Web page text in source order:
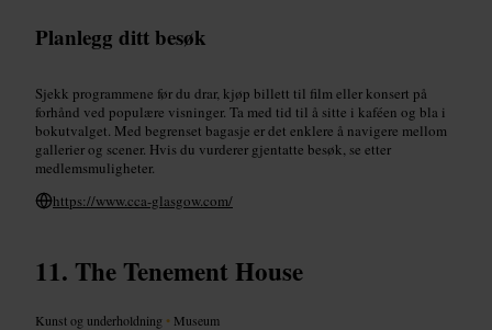
Planlegg ditt besøk
Sjekk programmene før du drar, kjøp billett til film eller konsert på
forhånd ved populære visninger. Ta med tid til å sitte i kaféen og bla i
bokutvalget. Med begrenset bagasje er det enklere å navigere mellom
gallerier og scener. Hvis du vurderer gjentatte besøk, se etter
medlemsmuligheter.
https://www.cca-glasgow.com/
The Tenement House
Kunst og underholdning • Museum